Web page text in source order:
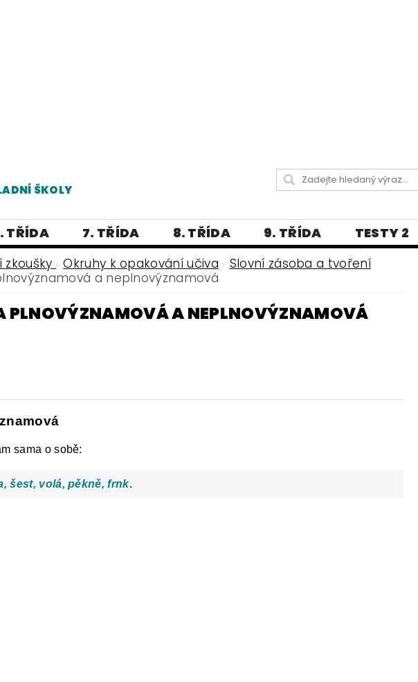
ŠKOLY
TŘÍDA 7. TŘÍDA 8. TŘÍDA 9. TŘÍDA TESTY 2
LISTY LITERATURA JAZYKOVĚDNÝ
DIKTÁTY A PRAVOPISNÁ CVIČENÍ
- ЧЕСЬКА МОВА ДЛЯ УКРАЇНЦІВ
BLOG - VŠE O
STŘEDNÍ ŠKOLY
zkoušky Okruhy k opakování učiva
Slovní zásoba a tvoření
a neplnovýznamová
PLNOVÝZNAMOVÁ A NEPLNOVÝZNAMOVÁ
sama o sobě:
šest, volá, pěkně, frnk.